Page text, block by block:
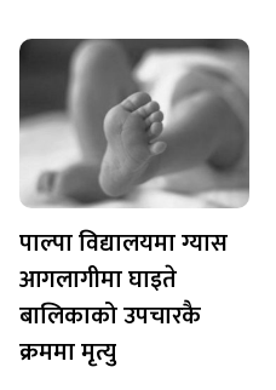
पाल्पा विद्यालयमा ग्यास
आगलागीमा घाइते
बालिकाको उपचारकै
क्रममा मृत्यु